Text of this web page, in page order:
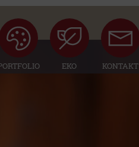
EKO KONTAKT